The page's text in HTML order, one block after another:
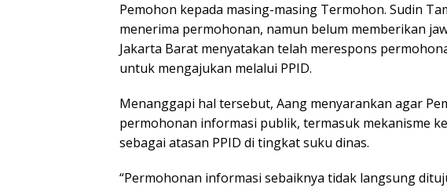
Pemohon kepada masing-masing Termohon. Sudin
menerima permohonan, namun belum memberikan
Jakarta Barat menyatakan telah merespons
untuk mengajukan melalui PPID.
Menanggapi hal tersebut, Aang menyarankan agar
permohonan informasi publik, termasuk mekanisme
sebagai atasan PPID di tingkat suku dinas.
“Permohonan informasi sebaiknya tidak langsung